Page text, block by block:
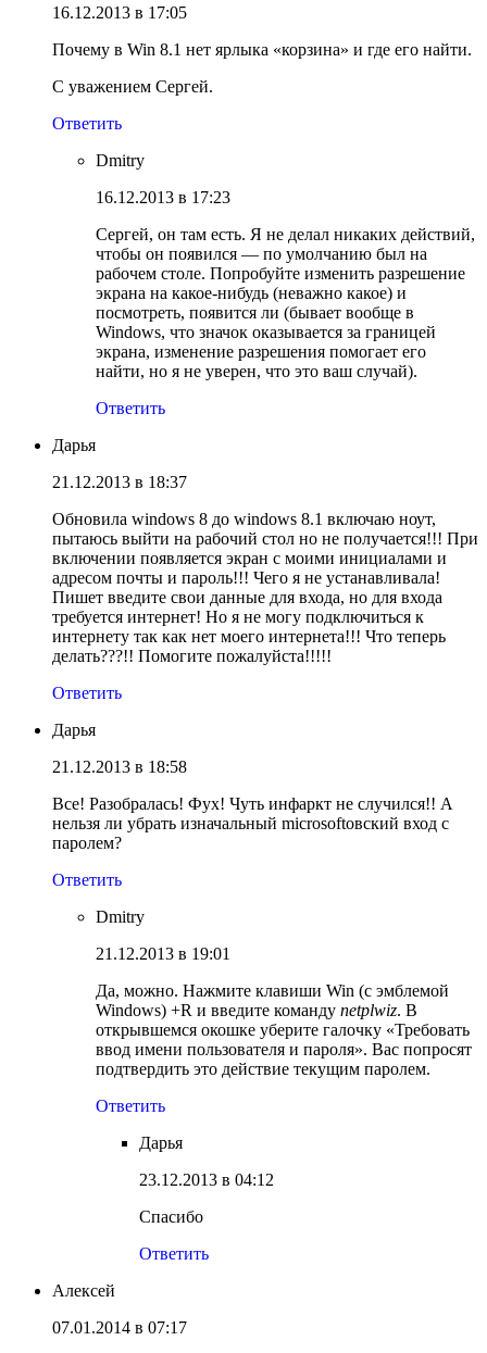
16.12.2013 в 17:05
Почему в Win 8.1 нет ярлыка «корзина» и где его найти.
С уважением Сергей.
Ответить
Dmitry
16.12.2013 в 17:23
Сергей, он там есть. Я не делал никаких действий,
чтобы он появился — по умолчанию был на
рабочем столе. Попробуйте изменить разрешение
экрана на какое-нибудь (неважно какое) и
посмотреть, появится ли (бывает вообще в
Windows, что значок оказывается за границей
экрана, изменение разрешения помогает его
найти, но я не уверен, что это ваш случай).
Ответить
Дарья
21.12.2013 в 18:37
Обновила windows 8 до windows 8.1 включаю ноут,
пытаюсь выйти на рабочий стол но не получается!!! При
включении появляется экран с моими инициалами и
адресом почты и пароль!!! Чего я не устанавливала!
Пишет введите свои данные для входа, но для входа
требуется интернет! Но я не могу подключиться к
интернету так как нет моего интернета!!! Что теперь
делать???!! Помогите пожалуйста!!!!!
Ответить
Дарья
21.12.2013 в 18:58
Все! Разобралась! Фух! Чуть инфаркт не случился!! А
нельзя ли убрать изначальный microsoftовский вход с
паролем?
Ответить
Dmitry
21.12.2013 в 19:01
Да, можно. Нажмите клавиши Win (с эмблемой
Windows) +R и введите команду netplwiz. В
открывшемся окошке уберите галочку «Требовать
ввод имени пользователя и пароля». Вас попросят
подтвердить это действие текущим паролем.
Ответить
Дарья
23.12.2013 в 04:12
Спасибо
Ответить
Алексей
07.01.2014 в 07:17